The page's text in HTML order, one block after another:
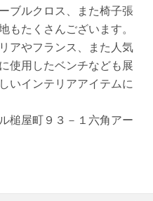
ブルクロス、また椅子張
もたくさんございます。
アやフランス、また人気
使用したベンチなども展
いインテリアアイテムに
槌屋町９３－１六角アー